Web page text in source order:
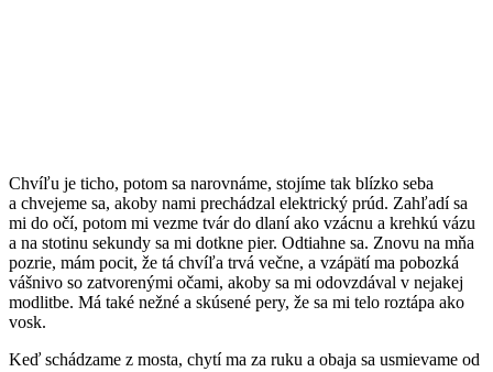
Chvíľu je ticho, potom sa narovnáme, stojíme tak blízko seba
a chvejeme sa, akoby nami prechádzal elektrický prúd. Zahľadí sa
mi do očí, potom mi vezme tvár do dlaní ako vzácnu a krehkú vázu
a na stotinu sekundy sa mi dotkne pier. Odtiahne sa. Znovu na mňa
pozrie, mám pocit, že tá chvíľa trvá večne, a vzápätí ma pobozká
vášnivo so zatvorenými očami, akoby sa mi odovzdával v nejakej
modlitbe. Má také nežné a skúsené pery, že sa mi telo roztápa ako
vosk.
Keď schádzame z mosta, chytí ma za ruku a obaja sa usmievame od